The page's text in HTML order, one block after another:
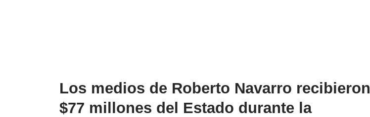
Los medios de Roberto Navarro recibieron
$77 millones del Estado durante la